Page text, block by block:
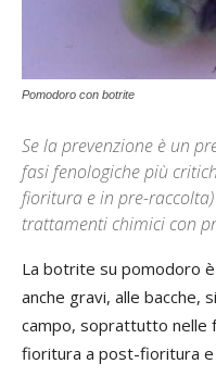
Pomodoro con botrite
Se la prevenzione è un
fasi fenologiche più
fioritura e in pre-
trattamenti chimici con
La botrite su pomodoro
anche gravi, alle bacche,
campo, soprattutto nelle
fioritura a post-fioritura e